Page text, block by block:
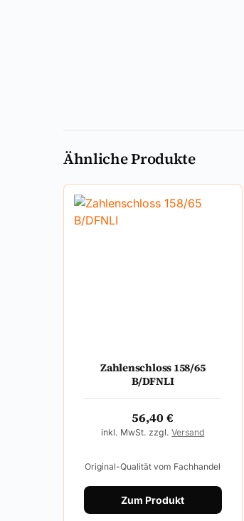
Ähnliche Produkte
Zahlenschloss 158/65
B/DFNLI
56,40€
inkl. MwSt. zzgl.Versand
Original-Qualität vom Fachhandel
Zum Produkt